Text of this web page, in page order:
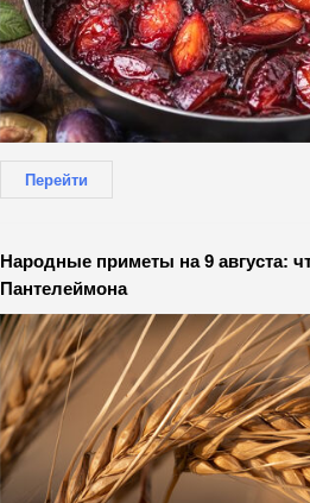
Перейти
Народные приметы на 9 августа:
Пантелеймона